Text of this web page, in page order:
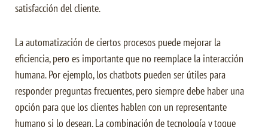
satisfacción del cliente.
La automatización de ciertos procesos puede mejorar la
eficiencia, pero es importante que no reemplace la interacción
humana. Por ejemplo, los chatbots pueden ser útiles para
responder preguntas frecuentes, pero siempre debe haber una
opción para que los clientes hablen con un representante
humano si lo desean. La combinación de tecnología y toque